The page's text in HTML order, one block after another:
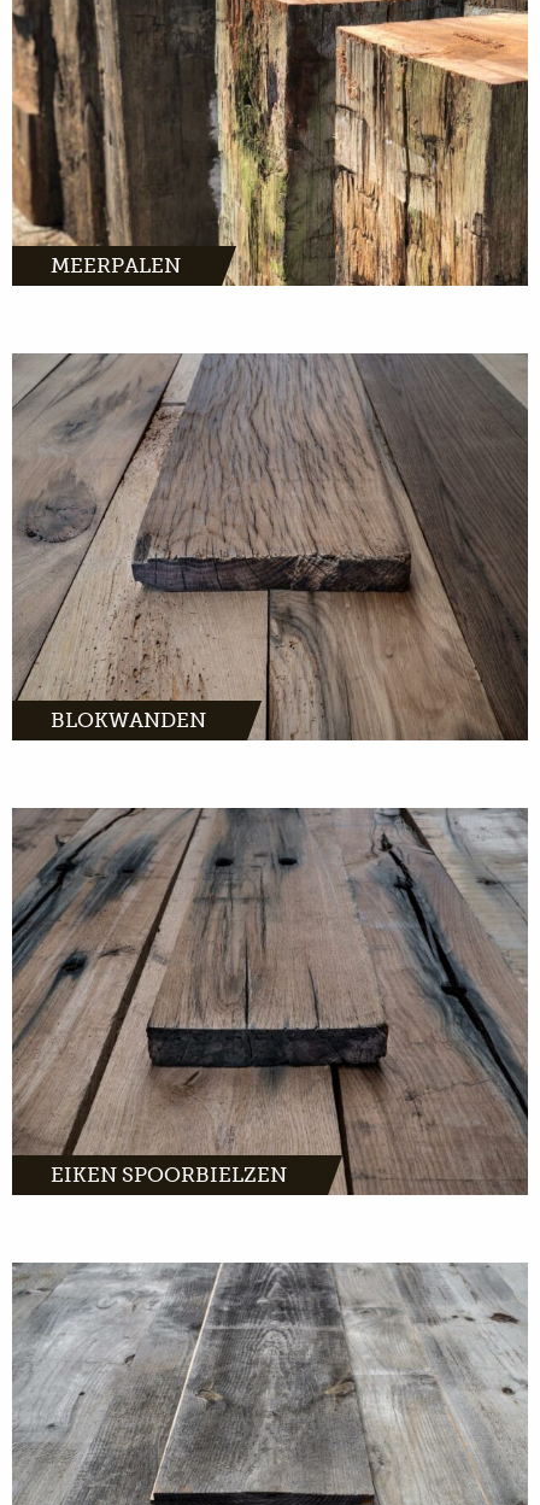
MEER INFO
MEERPALEN
MEER INFO
BLOKWANDEN
zijn geweldige accessoires voor
in en om huis. Bij ons koop je hele bielzen of
bielzen planken.
MEER INFO
EIKEN SPOORBIELZEN
Barnwood komt van oude schuren uit heel
Europa. Karakteristiek hout dat wacht op een
tweede leven in jouw interieur.
MEER INFO